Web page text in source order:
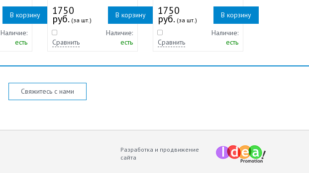
В корзину
Наличие:
есть
1750
руб. (за шт.)
В корзину
Сравнить
Наличие:
есть
1750
руб. (за шт.)
В корзину
Сравнить
Наличие:
есть
Свяжитесь с нами
Разработка и продвижение
сайта